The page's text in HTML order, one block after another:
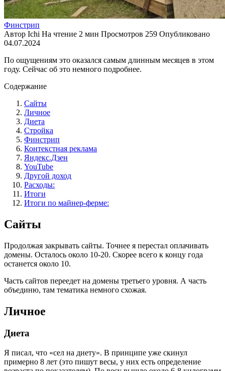
Финстрип
Автор Ichi На чтение 2 мин Просмотров 259 Опубликовано
04.07.2024
По ощущениям это оказался самым длинным месяцев в этом
году. Сейчас об это немного подробнее.
Содержание
Сайты
Личное
Диета
Стройка
Финстрип
Контекстная реклама
Яндекс.Дзен
YouTube
Другой доход
Расходы:
Итоги
Итоги по майнер-ферме:
Сайты
Продолжая закрывать сайты. Точнее я перестал оплачивать
домены. Осталось около 10-20. Скорее всего к концу года
останется около 10.
Часть сайтов переедет на домены третьего уровня. А часть
объединю, там тематика немного схожая.
Личное
Диета
Я писал, что «сел на диету». В принципе уже скинул
примерно 8 лет (это пишут весы, у них есть определение